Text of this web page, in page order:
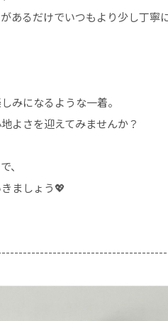
あるだけでいつもより少し丁寧
みになるような一着。
よさを迎えてみませんか？
、
ましょう💖